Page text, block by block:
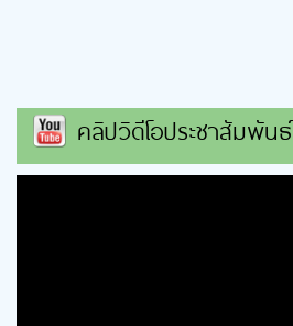
คลิปวิดีโอประชาสัมพันธ์